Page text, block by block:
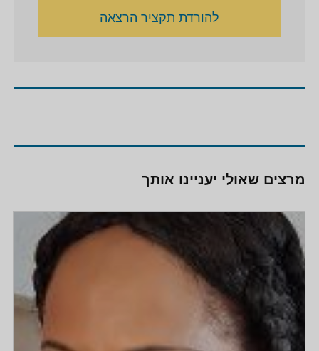
להורדת תקציר הרצאה
מרצים שאולי יעניינו אותך